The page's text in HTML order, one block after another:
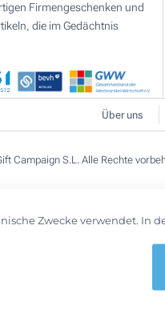
Firmengeschenken und
die im Gedächtnis
Über uns
Campaign S.L. Alle Rechte
Zwecke verwendet. In